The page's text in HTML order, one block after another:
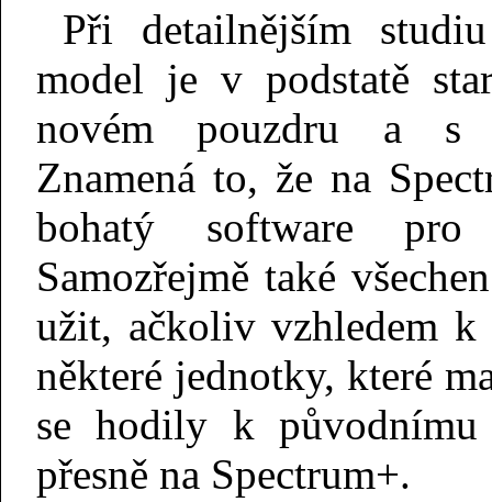
Při detailnějším
model je v podstatě
novém pouzdru a s
Znamená to, že na
bohatý software pro
Samozřejmě také
užit, ačkoliv vzhledem k
některé jednotky, které
se hodily k
přesně na Spectrum+.